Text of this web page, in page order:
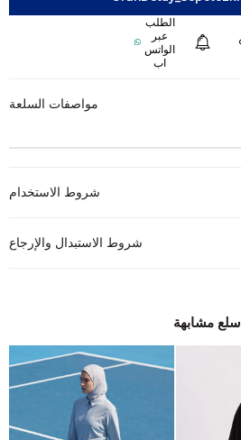
مواصفات السلعة
شروط الاستخدام
شروط الاستبدال والإرجاع
سلع مشابهة